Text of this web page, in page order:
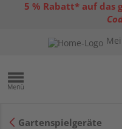
5 % Rabatt* auf das
Gartenspielgeräte